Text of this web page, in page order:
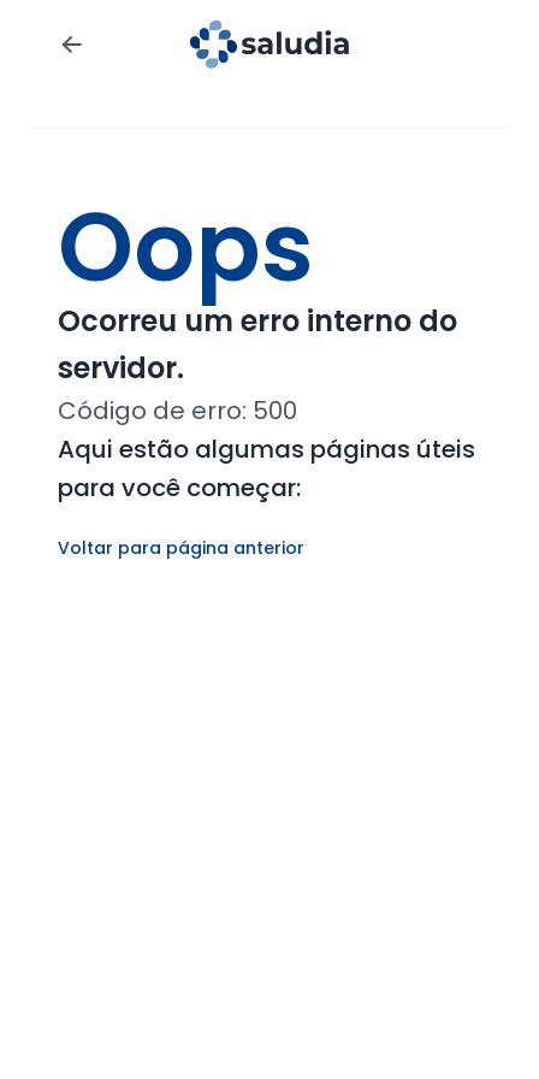
Oops
Ocorreu um erro interno do
servidor.
Código de erro: 500
Aqui estão algumas páginas úteis
para você começar:
Voltar para página anterior